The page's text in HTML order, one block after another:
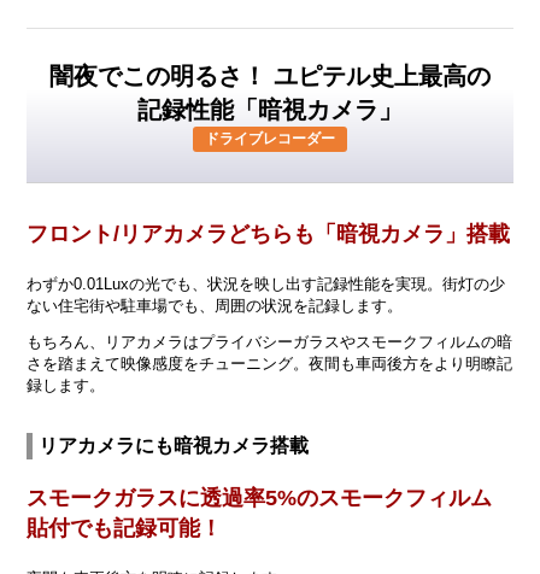
闇夜でこの明るさ！ ユピテル史上最高の
記録性能「暗視カメラ」
ドライブレコーダー
フロント/リアカメラどちらも「暗視カメラ」搭載
わずか0.01Luxの光でも、状況を映し出す記録性能を実現。街灯の少
ない住宅街や駐車場でも、周囲の状況を記録します。
もちろん、リアカメラはプライバシーガラスやスモークフィルムの暗
さを踏まえて映像感度をチューニング。夜間も車両後方をより明瞭記
録します。
リアカメラにも暗視カメラ搭載
スモークガラスに透過率5%のスモークフィルム
貼付でも記録可能！